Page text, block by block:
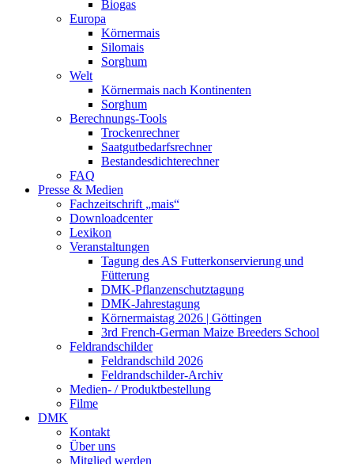
Biogas
Europa
Körnermais
Silomais
Sorghum
Welt
Körnermais nach Kontinenten
Sorghum
Berechnungs-Tools
Trockenrechner
Saatgutbedarfsrechner
Bestandesdichterechner
FAQ
Presse & Medien
Fachzeitschrift „mais“
Downloadcenter
Lexikon
Veranstaltungen
Tagung des AS Futterkonservierung und
Fütterung
DMK-Pflanzenschutztagung
DMK-Jahrestagung
Körnermaistag 2026 | Göttingen
3rd French-German Maize Breeders School
Feldrandschilder
Feldrandschild 2026
Feldrandschilder-Archiv
Medien- / Produktbestellung
Filme
DMK
Kontakt
Über uns
Mitglied werden